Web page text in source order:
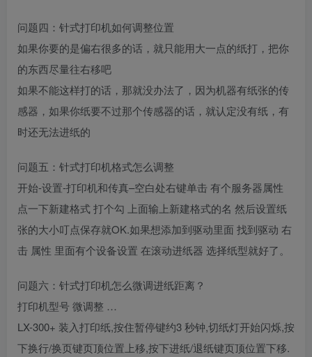
问题四：针式打印机如何调整位置
如果你要的是偏右很多的话，就只能用大一点的纸打，把你
的东西尽量往右移吧
如果不能这样打的话，那就没办法了，因为机器有纸张的传
感器，如果你纸要不过那个传感器的话，就认定没有纸，有
时还无法进纸的
问题五：针式打印机格式怎么调整
开始-设置-打印机和传真–空白处右键单击 有个服务器属性
点一下新建格式 打个勾 上面输上新建格式的名 然后设置纸
张的大小叮点保存就OK.如果想添加到驱动里面 找到驱动 右
击 属性 里面有个设备设置 在滚动进纸器 选择纸型就好了。
问题六：针式打印机怎么微调进纸距离？
打印机型号 微调整 …
LX-300+ 装入打印纸,按住暂停键约3 秒钟,切纸灯开始闪烁,按
下换行/换页键页顶位置上移,按下进纸/退纸键页顶位置下移.